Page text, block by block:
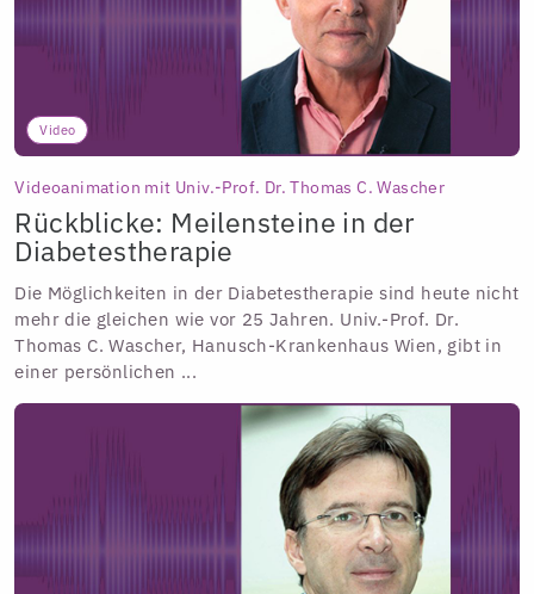
Video
Videoanimation mit Univ.-Prof. Dr. Thomas C. Wascher
Rückblicke: Meilensteine in der
Diabetestherapie
Die Möglichkeiten in der Diabetestherapie sind heute nicht
mehr die gleichen wie vor 25 Jahren. Univ.-Prof. Dr.
Thomas C. Wascher, Hanusch-Krankenhaus Wien, gibt in
einer persönlichen ...